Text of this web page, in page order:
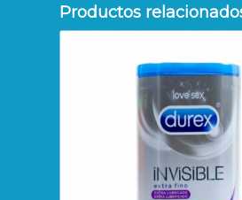
Productos